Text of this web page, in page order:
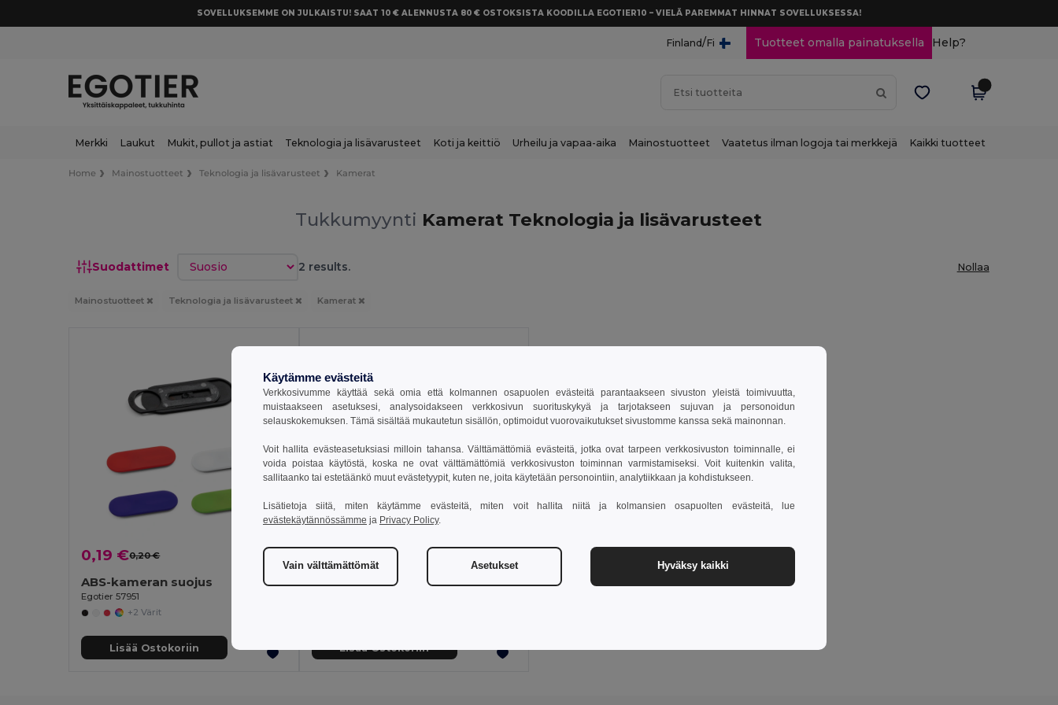
SOVELLUKSEMME ON JULKAISTU! SAAT 10 € ALENNUSTA 80 € OSTOKSISTA KOODILLA EGOTIER10 – VIELÄ PAREMMAT HINNAT SOVELLUKSESSA!
Finland/Fi Tuotteet omalla painatuksella Help?
Merkki Laukut Mukit, pullot ja astiat Teknologia ja lisävarusteet Koti ja keittiö Urheilu ja vapaa-aika Mainostuotteet Vaatetus ilman logoja tai merkkejä Kaikki tuotteet
Home Mainostuotteet Teknologia ja lisävarusteet Kamerat
Tukkumyynti Kamerat Teknologia ja lisävarusteet
Suodattimet Lajittele 2 results. Nollaa
Mainostuotteet Teknologia ja lisävarusteet Kamerat
0,19 €0,20 € -5%
ABS-kameran suojus
Egotier 57951
+2 Värit
Lisää Ostokoriin
Vehnän olki kuitua ja PP webbikamera suojus
Lisää Ostokoriin
Käytämme evästeitä
Verkkosivumme käyttää sekä omia että kolmannen osapuolen evästeitä parantaakseen sivuston yleistä toimivuutta,
muistaakseen asetuksesi, analysoidakseen verkkosivun suorituskykyä ja tarjotakseen sujuvan ja personoidun
selauskokemuksen. Tämä sisältää mukautetun sisällön, optimoidut vuorovaikutukset sivustomme kanssa sekä mainonnan.
Voit hallita evästeasetuksiasi milloin tahansa. Välttämättömiä evästeitä, jotka ovat tarpeen verkkosivuston toiminnalle, ei
voida poistaa käytöstä, koska ne ovat välttämättömiä verkkosivuston toiminnan varmistamiseksi. Voit kuitenkin valita,
sallitaanko tai estetäänkö muut evästetyypit, kuten ne, joita käytetään personointiin, analytiikkaan ja kohdistukseen.
Lisätietoja siitä, miten käytämme evästeitä, miten voit hallita niitä ja kolmansien osapuolten evästeitä, lue
evästekäytännössämme ja Privacy Policy.
Vain välttämättömät Asetukset Hyväksy kaikki